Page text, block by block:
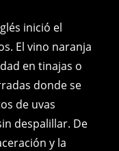
inició el
El vino naranja
en tinajas o
donde se
de uvas
despalillar. De
y la